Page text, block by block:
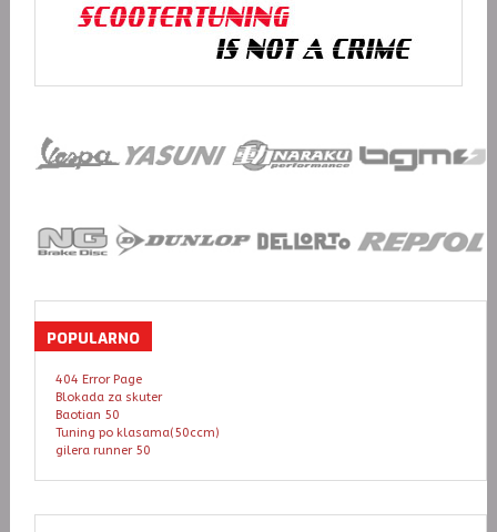
POPULARNO
404 Error Page
Blokada za skuter
Baotian 50
Tuning po klasama(50ccm)
gilera runner 50